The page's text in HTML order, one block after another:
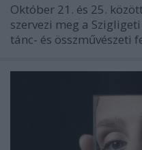
Október 21. és 25.
szervezi meg a
tánc- és összművészeti